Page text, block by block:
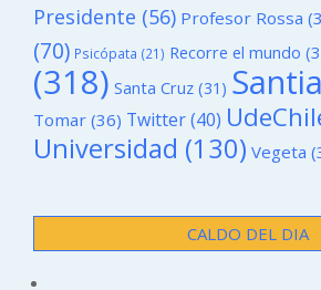
Presidente (56) Profesor Rossa
(70) Psicópata (21) Recorre el mundo
(318) Santa Cruz (31)
Tomar (36) Twitter(40)
Universidad (130) Vegeta
CALDO DEL DIA